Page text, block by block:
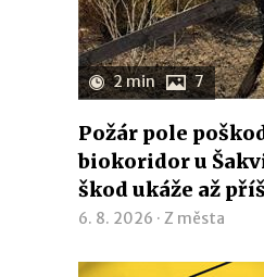
2 min 7
Požár pole
biokoridor u
škod ukáže až
6. 8. 2026 · Z města